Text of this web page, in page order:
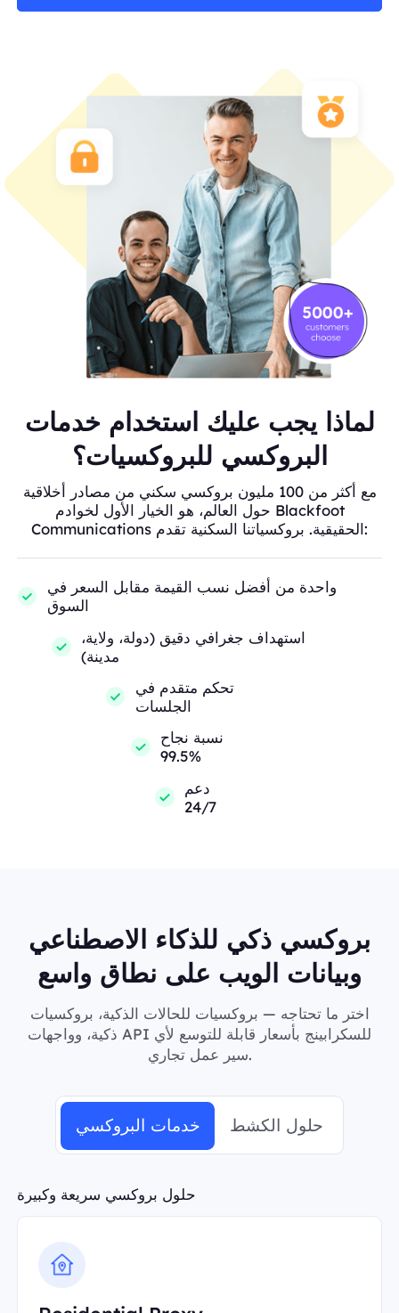
لماذا يجب عليك استخدام خدمات
البروكسي للبروكسيات؟
مع أكثر من 100 مليون بروكسي سكني من مصادر أخلاقية
حول العالم، هو الخيار الأول لخوادم Blackfoot
Communications الحقيقية. بروكسياتنا السكنية تقدم:
واحدة من أفضل نسب القيمة مقابل السعر في
السوق
استهداف جغرافي دقيق (دولة، ولاية،
مدينة)
تحكم متقدم في
الجلسات
نسبة نجاح
99.5%
دعم
24/7
بروكسي ذكي للذكاء الاصطناعي
وبيانات الويب على نطاق واسع
اختر ما تحتاجه — بروكسيات للحالات الذكية، بروكسيات
ذكية، وواجهات API للسكرابينج بأسعار قابلة للتوسع لأي
سير عمل تجاري.
خدمات البروكسي حلول الكشط
حلول بروكسي سريعة وكبيرة